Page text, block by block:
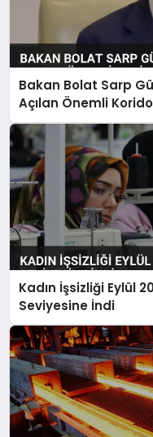
Bakan Bolat Sarp
Açılan Önemli
Kadın İşsizliği Eylül
Seviyesine İndi